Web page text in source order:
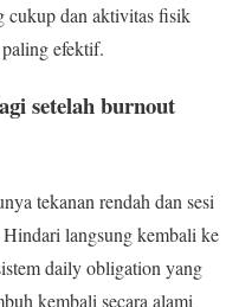
cukup dan aktivitas fisik
efektif.
setelah burnout
tekanan rendah dan sesi
langsung kembali ke
daily obligation yang
kembali secara alami